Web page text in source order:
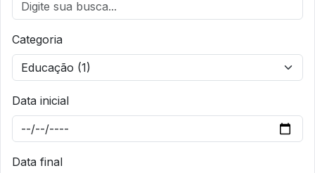
Categoria
Data inicial
Data final